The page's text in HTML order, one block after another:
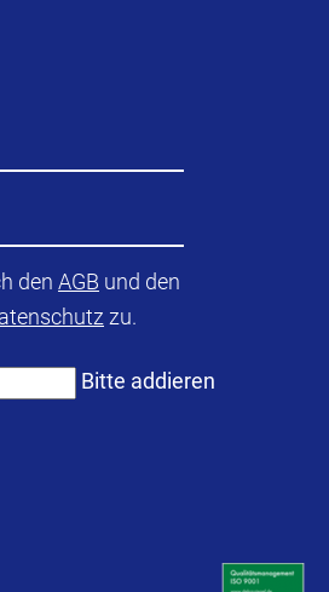
den AGB und den
zu.
Bitte addieren